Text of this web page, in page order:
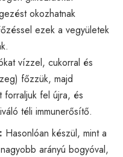
okozhatnak
ezek a vegyületek
vízzel, cukorral és
főzzük, majd
fel újra, és
téli immunerősítő.
Hasonlóan készül, mint a
arányú bogyóval,